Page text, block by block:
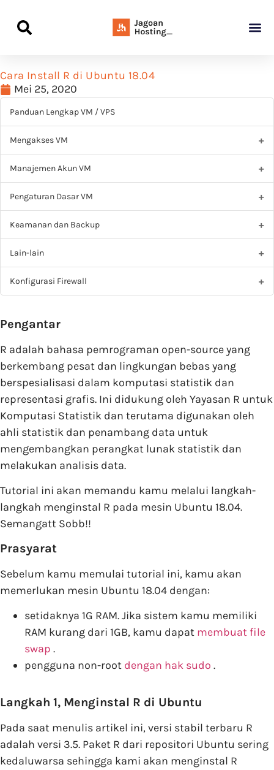
Cara Install R di Ubuntu 18.04
Mei 25, 2020
Panduan Lengkap VM / VPS
Mengakses VM
Manajemen Akun VM
Pengaturan Dasar VM
Keamanan dan Backup
Lain-lain
Konfigurasi Firewall
Pengantar
R adalah bahasa pemrograman open-source yang
berkembang pesat dan lingkungan bebas yang
berspesialisasi dalam komputasi statistik dan
representasi grafis. Ini didukung oleh Yayasan R untuk
Komputasi Statistik dan terutama digunakan oleh
ahli statistik dan penambang data untuk
mengembangkan perangkat lunak statistik dan
melakukan analisis data.
Tutorial ini akan memandu kamu melalui langkah-
langkah menginstal R pada mesin Ubuntu 18.04.
Semangatt Sobb!!
Prasyarat
Sebelum kamu memulai tutorial ini, kamu akan
memerlukan mesin Ubuntu 18.04 dengan:
setidaknya 1G RAM. Jika sistem kamu memiliki
RAM kurang dari 1GB, kamu dapat membuat file
swap .
pengguna non-root dengan hak sudo .
Langkah 1, Menginstal R di Ubuntu
Pada saat menulis artikel ini, versi stabil terbaru R
adalah versi 3.5. Paket R dari repositori Ubuntu sering
kedaluwarsa sehingga kami akan menginstal R